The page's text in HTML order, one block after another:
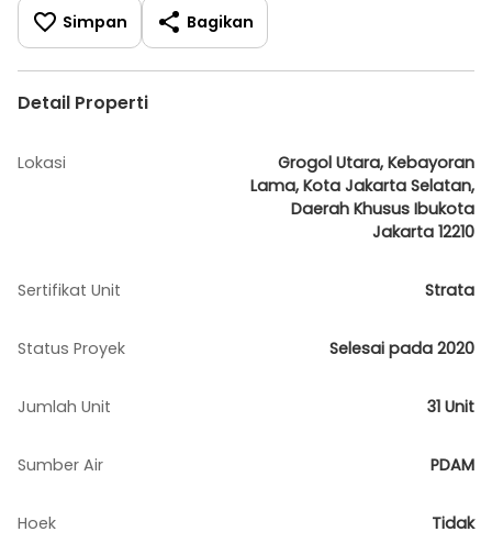
Simpan Bagikan
Detail Properti
Lokasi
Grogol Utara, Kebayoran
Lama, Kota Jakarta Selatan,
Daerah Khusus Ibukota
Jakarta 12210
Sertifikat Unit Strata
Status Proyek Selesai pada 2020
Jumlah Unit 31 Unit
Sumber Air PDAM
Hoek Tidak